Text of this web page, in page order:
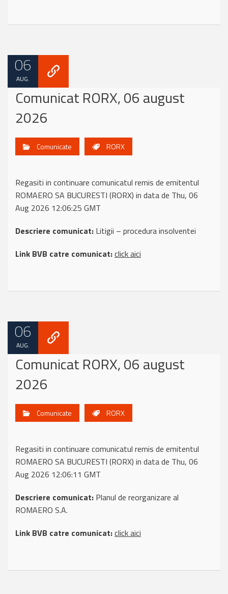
06
AUG.
Comunicat RORX, 06 august
2026
Comunicate RORX
Regasiti in continuare comunicatul remis de emitentul
ROMAERO SA BUCURESTI (RORX) in data de Thu, 06
Aug 2026 12:06:25 GMT
Descriere comunicat: Litigii – procedura insolventei
Link BVB catre comunicat:click aici
06
AUG.
Comunicat RORX, 06 august
2026
Comunicate RORX
Regasiti in continuare comunicatul remis de emitentul
ROMAERO SA BUCURESTI (RORX) in data de Thu, 06
Aug 2026 12:06:11 GMT
Descriere comunicat: Planul de reorganizare al
ROMAERO S.A.
Link BVB catre comunicat:click aici